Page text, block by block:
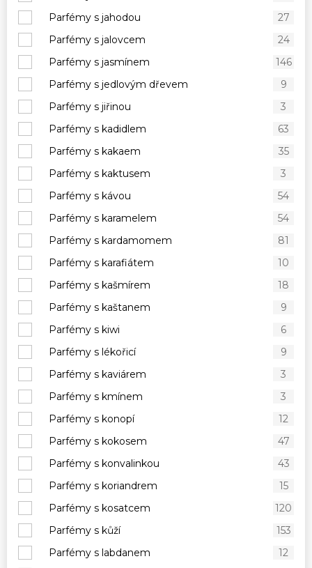
Parfémy s jahodou
27
Parfémy s jalovcem
24
Parfémy s jasmínem
146
Parfémy s jedlovým dřevem
9
Parfémy s jiřinou
3
Parfémy s kadidlem
63
Parfémy s kakaem
35
Parfémy s kaktusem
3
Parfémy s kávou
54
Parfémy s karamelem
54
Parfémy s kardamomem
81
Parfémy s karafiátem
10
Parfémy s kašmírem
18
Parfémy s kaštanem
9
Parfémy s kiwi
6
Parfémy s lékořicí
9
Parfémy s kaviárem
3
Parfémy s kmínem
3
Parfémy s konopí
12
Parfémy s kokosem
47
Parfémy s konvalinkou
43
Parfémy s koriandrem
15
Parfémy s kosatcem
120
Parfémy s kůží
153
Parfémy s labdanem
12